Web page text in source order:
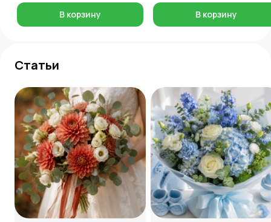
В корзину В корзину
Статьи